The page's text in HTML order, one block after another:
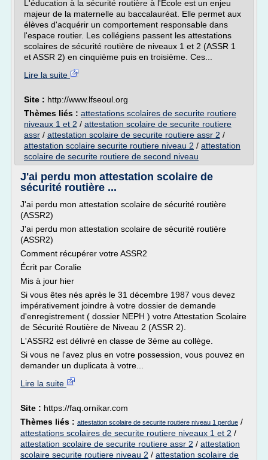
L'éducation à la sécurité routière à l'École est un enjeu
majeur de la maternelle au baccalauréat. Elle permet aux
élèves d'acquérir un comportement responsable dans
l'espace routier. Les collégiens passent les attestations
scolaires de sécurité routière de niveaux 1 et 2 (ASSR 1
et ASSR 2) en cinquième puis en troisième. Ces...
Lire la suite
Site : http://www.lfseoul.org
Thèmes liés : attestations scolaires de securite routiere
niveaux 1 et 2 / attestation scolaire de securite routiere
assr / attestation scolaire de securite routiere assr 2 /
attestation scolaire securite routiere niveau 2 / attestation
scolaire de securite routiere de second niveau
J'ai perdu mon attestation scolaire de
sécurité routière ...
J'ai perdu mon attestation scolaire de sécurité routière
(ASSR2)
J'ai perdu mon attestation scolaire de sécurité routière
(ASSR2)
Comment récupérer votre ASSR2
Écrit par Coralie
Mis à jour hier
Si vous êtes nés après le 31 décembre 1987 vous devez
impérativement joindre à votre dossier de demande
d'enregistrement ( dossier NEPH ) votre Attestation Scolaire
de Sécurité Routière de Niveau 2 (ASSR 2).
L'ASSR2 est délivré en classe de 3ème au collège.
Si vous ne l'avez plus en votre possession, vous pouvez en
demander un duplicata à votre...
Lire la suite
Site : https://faq.ornikar.com
Thèmes liés : attestation scolaire de securite routiere niveau 1 perdue /
attestations scolaires de securite routiere niveaux 1 et 2 /
attestation scolaire de securite routiere assr 2 / attestation
scolaire securite routiere niveau 2 / attestation scolaire de